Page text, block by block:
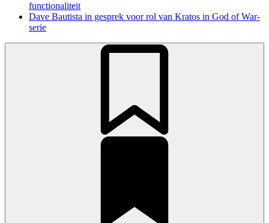
functionaliteit
Dave Bautista in gesprek voor rol van Kratos in God of War-
serie